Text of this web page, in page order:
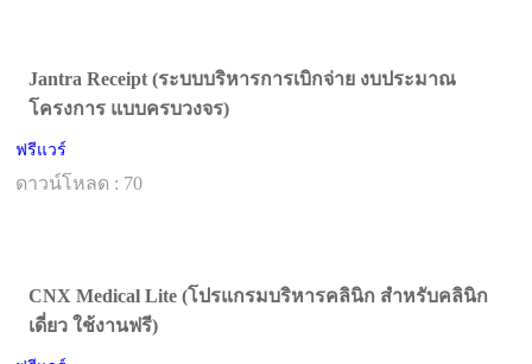
Jantra Receipt (ระบบบริหารการเบิกจ่าย งบประมาณ
โครงการ แบบครบวงจร)
ฟรีแวร์
ดาวน์โหลด : 70
CNX Medical Lite (โปรแกรมบริหารคลินิก สำหรับคลินิก
เดี่ยว ใช้งานฟรี)